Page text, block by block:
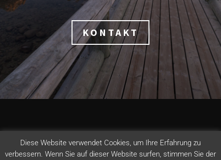
KONTAKT
Diese Website verwendet Cookies, um Ihre Erfahrung zu
verbessern. Wenn Sie auf dieser Website surfen, stimmen Sie der